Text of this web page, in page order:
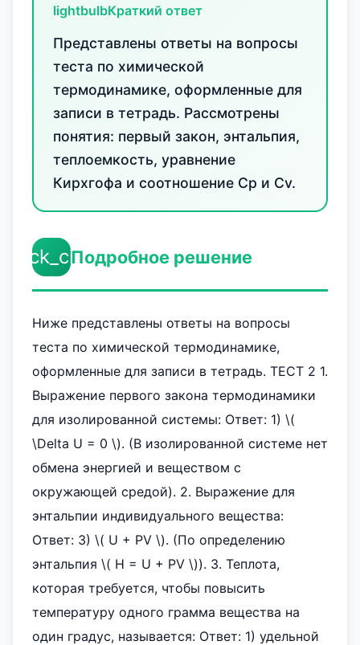
lightbulbКраткий ответ
Представлены ответы на вопросы
теста по химической
термодинамике, оформленные для
записи в тетрадь. Рассмотрены
понятия: первый закон, энтальпия,
теплоемкость, уравнение
Кирхгофа и соотношение Cp и Cv.
Подробное решение
Ниже представлены ответы на вопросы
теста по химической термодинамике,
оформленные для записи в тетрадь. ТЕСТ 2 1.
Выражение первого закона термодинамики
для изолированной системы: Ответ: 1) \(
\Delta U = 0 \). (В изолированной системе нет
обмена энергией и веществом с
окружающей средой). 2. Выражение для
энтальпии индивидуального вещества:
Ответ: 3) \( U + PV \). (По определению
энтальпия \( H = U + PV \)). 3. Теплота,
которая требуется, чтобы повысить
температуру одного грамма вещества на
один градус, называется: Ответ: 1) удельной